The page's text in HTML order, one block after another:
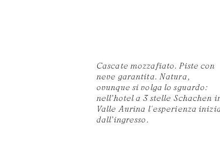
Cascate mozzafiato. Piste con
neve garantita. Natura,
ovunque si volga lo sguardo:
nell’hotel a 3 stelle Schachen
Valle Aurina l'esperienza
dall’ingresso.